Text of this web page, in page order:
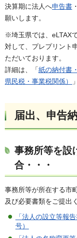
決算期に法人へ申告書 ・
願いします。
※埼玉県では、eLTAX
対して、プレプリント
ただいております。
詳細は、「紙の納付書
県民税・事業税関係）
届出、申告
事務所等を設
合・・・
事務所等が所在する市
及び必要書類をご提出
「法人の設立等報
号）